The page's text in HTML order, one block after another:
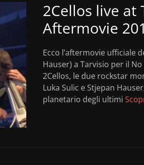
2Cellos live at
Aftermovie
Ecco l’aftermovie ufficiale
Hauser) a Tarvisio per il
2Cellos, le due rockstar
Luka Sulic e Stjepan
planetario degli ultimi